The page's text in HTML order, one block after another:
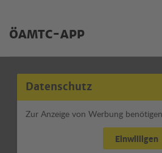
ÖAMTC-APP
Datenschutz
Zur Anzeige von Werbung
Einwilligen